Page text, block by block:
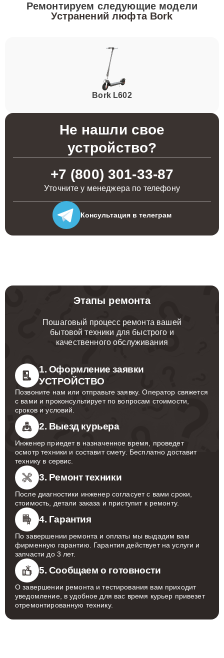
Ремонтируем следующие модели
Устранений люфта Bork
Bork L602
Не нашли свое
устройство?
+7 (800) 301-33-87
Уточните у менеджера по телефону
Консультация в телеграм
Этапы ремонта
Пошаговый процесс ремонта вашей
бытовой техники для быстрого и
качественного обслуживания
1. Оформление заявки
УСТРОЙСТВО
Позвоните нам или отправьте заявку. Оператор свяжется
с вами и проконсультирует по вопросам стоимости,
сроков и условий.
2. Выезд курьера
Инженер приедет в назначенное время, проведет
осмотр техники и составит смету. Бесплатно доставит
технику в сервис.
3. Ремонт техники
После диагностики инженер согласует с вами сроки,
стоимость, детали заказа и приступит к ремонту.
4. Гарантия
По завершении ремонта и оплаты мы выдадим вам
фирменную гарантию. Гарантия действует на услуги и
запчасти до 3 лет.
5. Сообщаем о готовности
О завершении ремонта и тестирования вам приходит
уведомление, в удобное для вас время курьер привезет
отремонтированную технику.